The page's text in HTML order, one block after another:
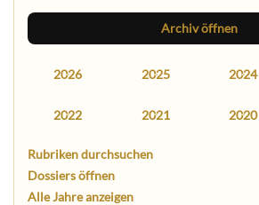
Archiv öffnen
2026 2025 2024
2022 2021 2020
Rubriken durchsuchen
Dossiers öffnen
Alle Jahre anzeigen